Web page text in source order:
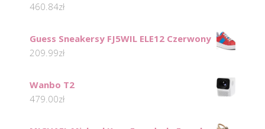
460.84zł
Guess Sneakersy FJ5WIL ELE12 Czerwony
209.99zł
Wanbo T2
479.00zł